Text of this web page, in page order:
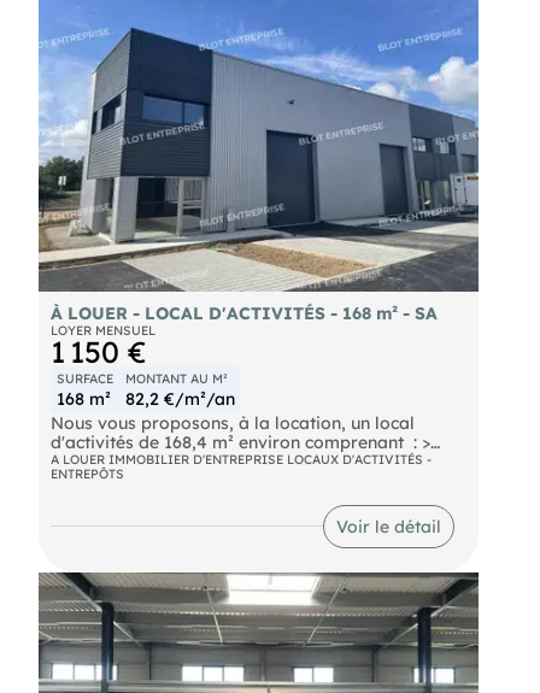
À LOUER - LOCAL D'ACTIVITÉS - 168 m² - SA
LOYER MENSUEL
1 150 €
SURFACE
168 m²
MONTANT AU M²
82,2 €/m²/an
Nous vous proposons, à la location, un local
d'activités de 168,4 m² environ comprenant : >
127,20 m² d'entrepôt > 41,20 m² de bureaux avec
sanitaires > 41.20 m² de mezzanine Locaux isolés
porte sectionnelle motorisée. Site clos et sécurisé.
Au coeur d'un parc d'activités neuf, sur l'axe
immédiate. Les informations sur les risques
naturels, miniers, ou technologiques, auxquels ces
biens sont exposés, sont disponibles sur le site
A LOUER IMMOBILIER D'ENTREPRISE LOCAUX D'ACTIVITÉS -
ENTREPÔTS
Voir le détail